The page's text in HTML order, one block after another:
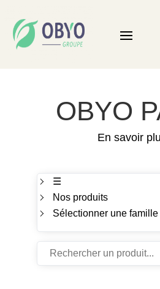
OBYO
En savoir
☰
Nos produits
Sélectionner une famille